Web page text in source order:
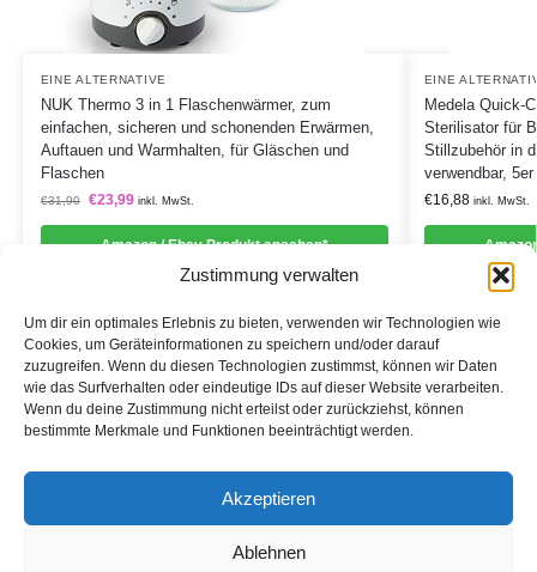
Zustimmung verwalten
Um dir ein optimales Erlebnis zu bieten, verwenden wir Technologien wie
Cookies, um Geräteinformationen zu speichern und/oder darauf
zuzugreifen. Wenn du diesen Technologien zustimmst, können wir Daten
wie das Surfverhalten oder eindeutige IDs auf dieser Website verarbeiten.
Wenn du deine Zustimmung nicht erteilst oder zurückziehst, können
bestimmte Merkmale und Funktionen beeinträchtigt werden.
Akzeptieren
Ablehnen
EINE ALTERNATIVE
NUK Thermo 3 in 1 Flaschenwärmer, zum
einfachen, sicheren und schonenden Erwärmen,
Auftauen und Warmhalten, für Gläschen und
Flaschen
€31,90 €23,99 inkl. MwSt.
Amazon / Ebay Produkt ansehen*
EINE
Medela Quick-
Sterilisator für
Stillzubehör in
verwendbar,
€16,88 inkl. MwSt.
Informationen
Datenschutzerklärung